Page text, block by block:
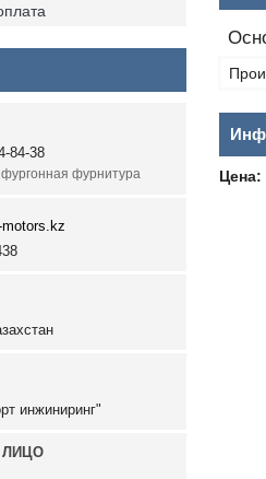
Цена:
84-38
фургонная фурнитура
инжиниринг"